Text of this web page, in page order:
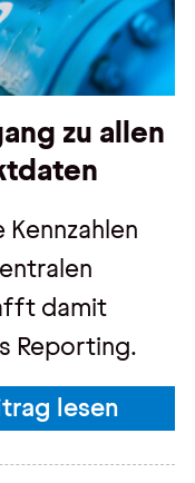
zu allen
Kennzahlen
damit
Reporting.
lesen